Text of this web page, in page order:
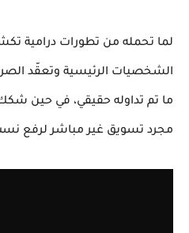
لما تحمله من تطورات درامية
الشخصيات الرئيسية وتعقّد
ما تم تداوله حقيقي، في حين
مجرد تسويق غير مباشر لرفع